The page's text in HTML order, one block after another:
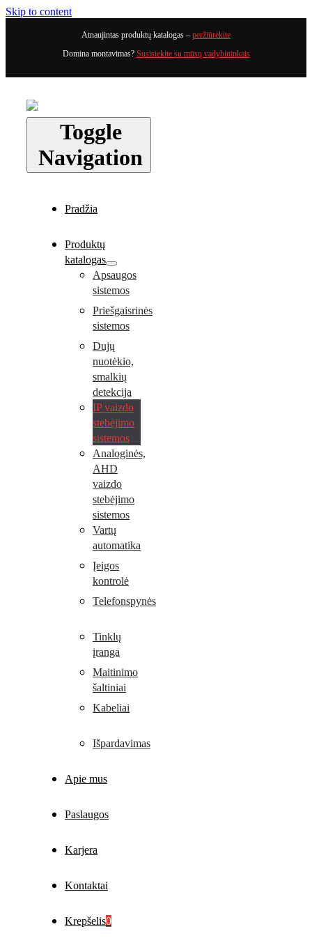
Skip to content
Atnaujintas produktų katalogas – peržiūrėkite
Domina montavimas? Susisiekite su mūsų vadybininkais
Toggle
Navigation
Pradžia
Produktų
katalogas
Apsaugos
sistemos
Priešgaisrinės
sistemos
Dujų
nuotėkio,
smalkių
detekcija
IP vaizdo
stebėjimo
sistemos
Analoginės,
AHD
vaizdo
stebėjimo
sistemos
Vartų
automatika
Įeigos
kontrolė
Telefonspynės
Tinklų
įranga
Maitinimo
šaltiniai
Kabeliai
Išpardavimas
Apie mus
Paslaugos
Karjera
Kontaktai
Krepšelis0